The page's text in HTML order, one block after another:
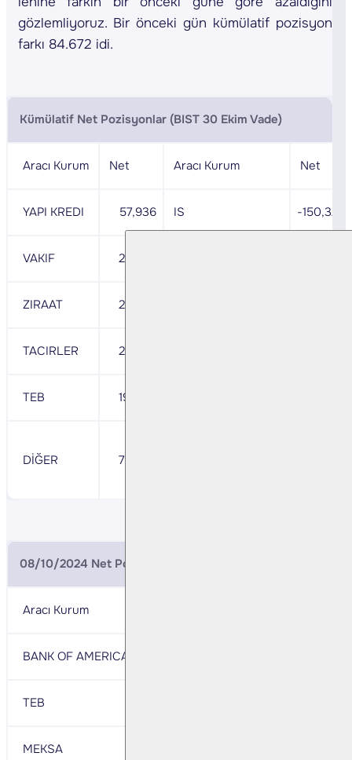
gözlemliyoruz. Bir önceki gün kümülatif pozisyon
farkı 84.672 idi.
Kümülatif Net Pozisyonlar (BIST 30 Ekim Vade)
Aracı Kurum Net Aracı Kurum Net
YAPI KREDI 57,936 IS -150,321
VAKIF 28,314
ZIRAAT 21,963
TACIRLER 21,115
TEB 19,632
DİĞER 76,179
08/10/2024 Net Pozisyonlar (BIST 30 Ekim Vade)
Aracı Kurum
BANK OF AMERICA
TEB
MEKSA